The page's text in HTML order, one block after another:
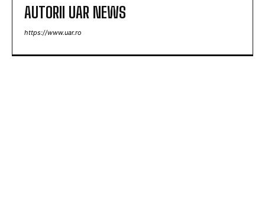
AUTORII UAR NEWS
https://www.uar.ro